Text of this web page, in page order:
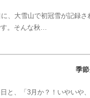
、大雪山で初冠雪が記録
。そんな秋…
季
と、「3月か？！いやいや